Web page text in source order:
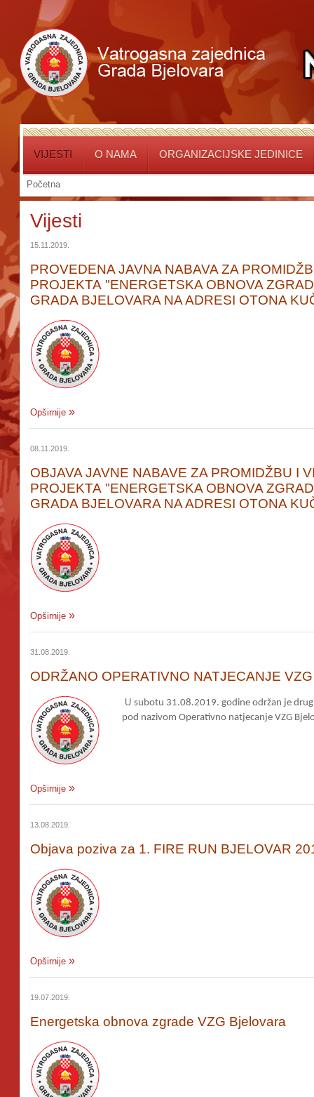
VIJESTI O NAMA ORGANIZACIJSKE JEDINICE
Početna
Vijesti
15.11.2019.
PROVEDENA JAVNA NABAVA ZA
PROJEKTA "ENERGETSKA OBNOVA
GRADA BJELOVARA NA ADRESI OTONA
Opširnije
08.11.2019.
OBJAVA JAVNE NABAVE ZA PROMIDŽBU I
PROJEKTA "ENERGETSKA OBNOVA
GRADA BJELOVARA NA ADRESI OTONA
Opširnije
31.08.2019.
ODRŽANO OPERATIVNO NATJECANJE
U subotu 31.08.2019. godine održan je
pod nazivom Operativno natjecanje VZG
Opširnije
13.08.2019.
Objava poziva za 1. FIRE RUN BJELOVAR
Opširnije
19.07.2019.
Energetska obnova zgrade VZG Bjelovara